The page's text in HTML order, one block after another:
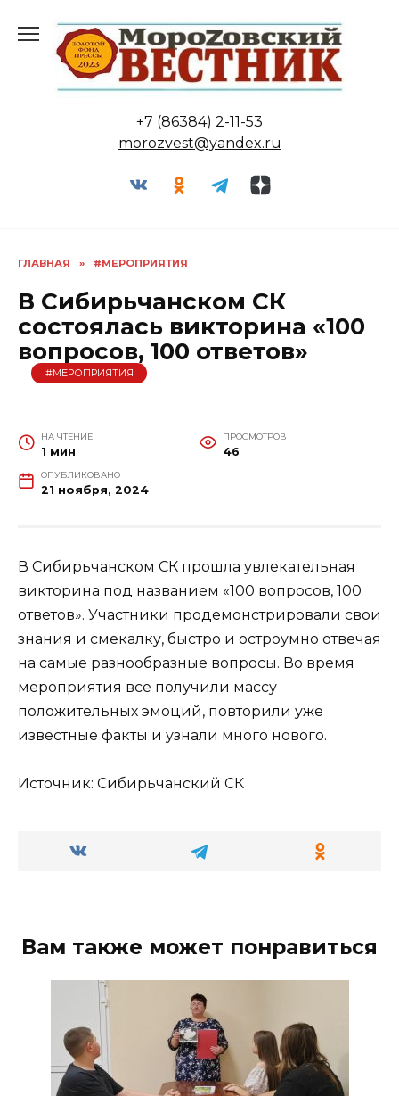
содержанию
+7 (86384) 2-11-53
morozvest@yandex.ru
ГЛАВНАЯ » #МЕРОПРИЯТИЯ
В Сибирьчанском СК
состоялась викторина «100
вопросов, 100 ответов»
#МЕРОПРИЯТИЯ
НА ЧТЕНИЕ
1 мин
ПРОСМОТРОВ
46
ОПУБЛИКОВАНО
21 ноября, 2024
В Сибирьчанском СК прошла увлекательная
викторина под названием «100 вопросов, 100
ответов». Участники продемонстрировали свои
знания и смекалку, быстро и остроумно отвечая
на самые разнообразные вопросы. Во время
мероприятия все получили массу
положительных эмоций, повторили уже
известные факты и узнали много нового.
Источник: Сибирьчанский СК
Вам также может понравиться